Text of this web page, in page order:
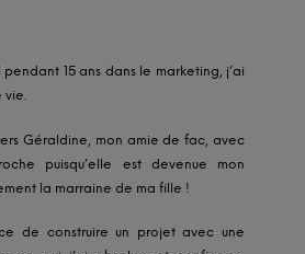
15 ans dans le marketing, j’ai
vie.
Géraldine, mon amie de fac, avec
puisqu’elle est devenue mon
la marraine de ma fille !
de construire un projet avec une